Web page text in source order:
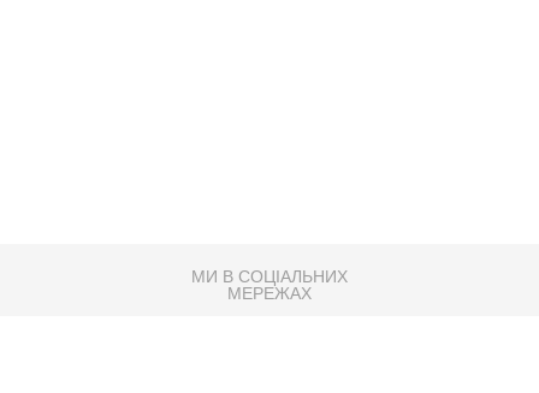
МИ В СОЦІАЛЬНИХ
МЕРЕЖАХ